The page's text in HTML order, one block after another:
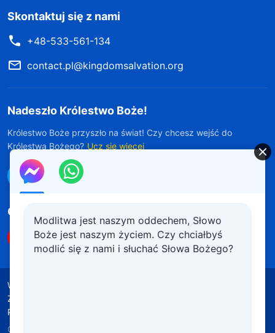
Skontaktuj się z nami
+48-533-561-134
contact.pl@kingdomsalvation.org
Nadeszło Królestwo Boże!
Królestwo Boże przyszło na świat! Czy chcesz wejść do
Królestwa Bożego? Ucz się więcej
Połącz się z nami w Messengerze
Obserwuj nas
Warunki korzystania
Źródła wykorzystanych materiałów
Polityka plików cookie
Copyright © 2026
Modlitwa jest naszym oddechem, Słowo
Boże jest naszym życiem. Czy chciałbyś
modlić się z nami i słuchać Słowa Bożego?